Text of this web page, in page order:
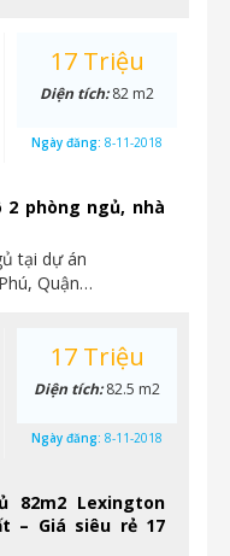
2 phòng ngủ, nhà
tại dự án
Quận…
17 Triệu
Diện tích:82 m2
Ngày đăng: 8-11-2018
82m2 Lexington
– Giá siêu rẻ 17
17 Triệu
Diện tích:82.5 m2
Ngày đăng: 8-11-2018